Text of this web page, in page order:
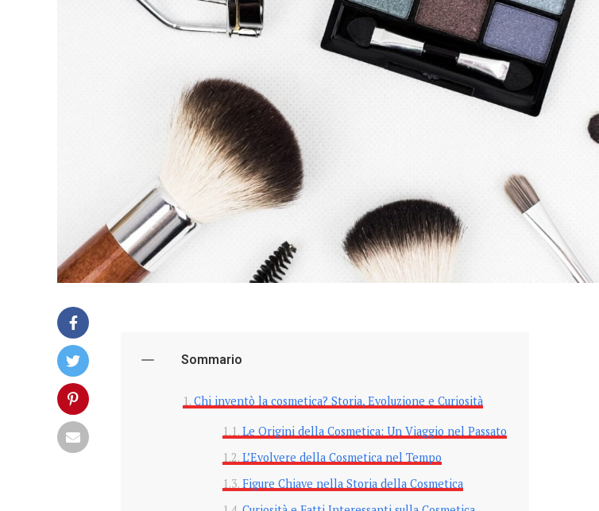
Sommario
Chi inventò la cosmetica? Storia, Evoluzione e Curiosità
Le Origini della Cosmetica: Un Viaggio nel Passato
L’Evolvere della Cosmetica nel Tempo
Figure Chiave nella Storia della Cosmetica